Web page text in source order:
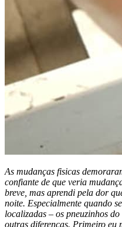
As mudanças fisicas
confiante de que veria
breve, mas aprendi pela dor
noite. Especialmente quando
localizadas – os pneuzinhos
outras diferenças. Primeiro eu